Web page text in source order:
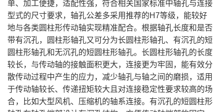
单、加工便捷，适配性强，符合相关国家标准中轴孔与连接
型式的尺寸要求，轴孔公差多采用推荐的H7等级，能较好
地与各类圆柱形传动轴实现精准配合。根据轴孔长度和是否
带有沉孔，圆柱形轴孔又可分为长圆柱形轴孔、有沉孔的短
圆柱形轴孔和无沉孔的短圆柱形轴孔。长圆柱形轴孔的长度
较长，与传动轴的接触面积更大，连接更为牢固，能有效分
散传动过程中产生的应力，减少轴孔与轴之间的磨损，适用
于传动轴较长、传递扭矩较大且对连接稳定性要求较高的场
合，比如大型风机、压缩机的轴系连接。有沉孔的短圆柱形